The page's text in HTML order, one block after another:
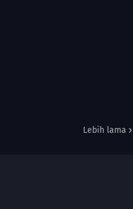
Lebih lama